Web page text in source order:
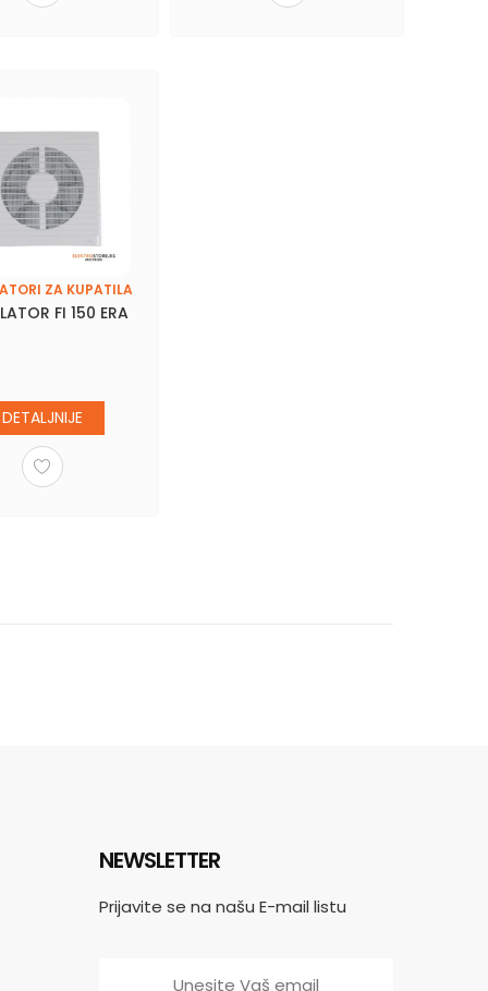
ZA KUPATILA
FI 150 ERA
DETALJNIJE
NEWSLETTER
Prijavite se na našu E-mail listu